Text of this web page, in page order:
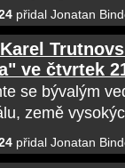
přidal Jonatan
ve čtvrtek
se bývalým
země
přidal Jonatan